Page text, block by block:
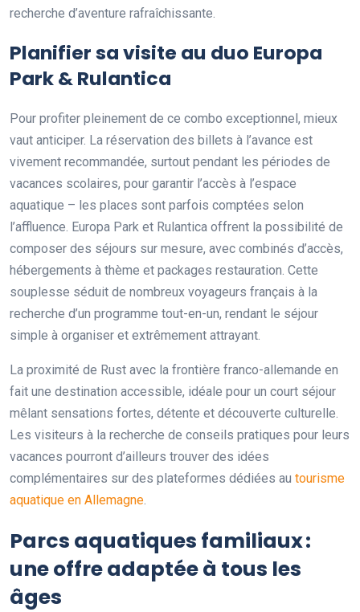
recherche d’aventure rafraîchissante.
Planifier sa visite au duo Europa
Park & Rulantica
Pour profiter pleinement de ce combo exceptionnel, mieux
vaut anticiper. La réservation des billets à l’avance est
vivement recommandée, surtout pendant les périodes de
vacances scolaires, pour garantir l’accès à l’espace
aquatique – les places sont parfois comptées selon
l’affluence. Europa Park et Rulantica offrent la possibilité de
composer des séjours sur mesure, avec combinés d’accès,
hébergements à thème et packages restauration. Cette
souplesse séduit de nombreux voyageurs français à la
recherche d’un programme tout-en-un, rendant le séjour
simple à organiser et extrêmement attrayant.
La proximité de Rust avec la frontière franco-allemande en
fait une destination accessible, idéale pour un court séjour
mêlant sensations fortes, détente et découverte culturelle.
Les visiteurs à la recherche de conseils pratiques pour leurs
vacances pourront d’ailleurs trouver des idées
complémentaires sur des plateformes dédiées au tourisme
aquatique en Allemagne
Parcs aquatiques familiaux :
une offre adaptée à tous les
âges